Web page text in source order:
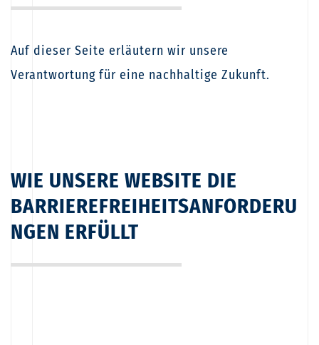
Auf dieser Seite erläutern wir unsere
Verantwortung für eine nachhaltige Zukunft.
WIE UNSERE WEBSITE DIE
BARRIEREFREIHEITSANFORDERU
NGEN ERFÜLLT